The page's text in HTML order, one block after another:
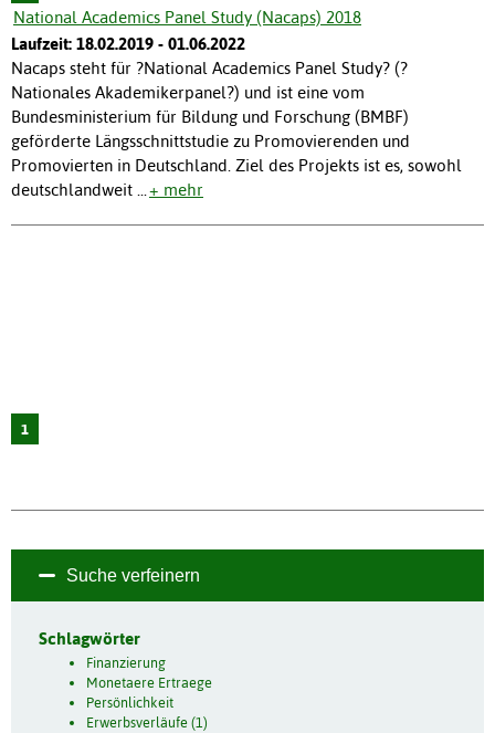
National Academics Panel Study (Nacaps) 2018
Laufzeit: 18.02.2019 - 01.06.2022
Nacaps steht für ?National Academics Panel Study? (?
Nationales Akademikerpanel?) und ist eine vom
Bundesministerium für Bildung und Forschung (BMBF)
geförderte Längsschnittstudie zu Promovierenden und
Promovierten in Deutschland. Ziel des Projekts ist es, sowohl
deutschlandweit
+ mehr
1
Suche verfeinern
Schlagwörter
Finanzierung
Monetaere Ertraege
Persönlichkeit
Erwerbsverläufe (1)